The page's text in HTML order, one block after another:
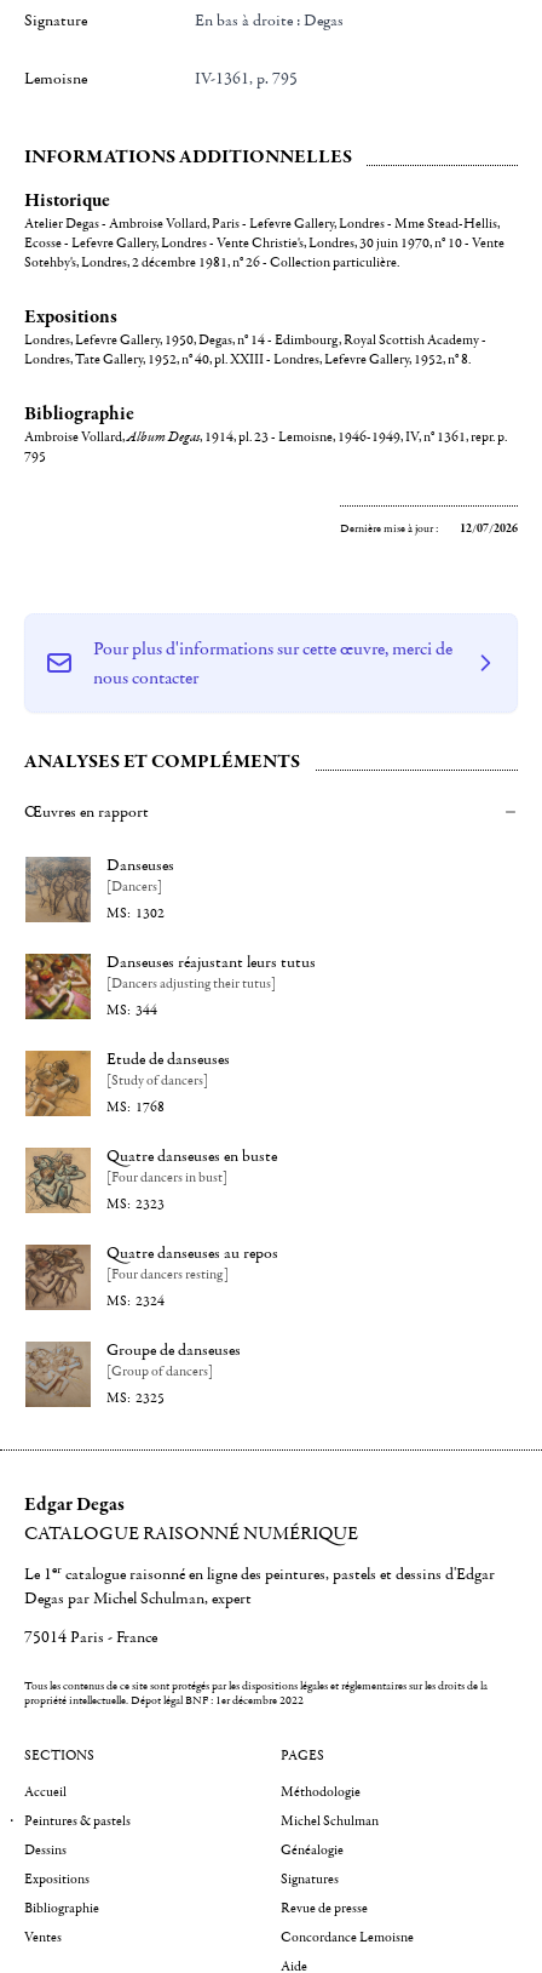
Signature en bas à droite : Degas
Lemoisne IV-1361, p. 795
INFORMATIONS ADDITIONNELLES
Historique
Atelier Degas - Ambroise Vollard, Paris - Lefevre Gallery, Londres - Mme Stead-Hellis,
Ecosse - Lefevre Gallery, Londres - Vente Christie's, Londres, 30 juin 1970, n° 10 - Vente
Sotehby's, Londres, 2 décembre 1981, n° 26 - Collection particulière.
Expositions
Londres, Lefevre Gallery, 1950, Degas, n° 14 - Edimbourg, Royal Scottish Academy -
Londres, Tate Gallery, 1952, n° 40, pl. XXIII - Londres, Lefevre Gallery, 1952, n° 8.
Bibliographie
Ambroise Vollard,Album Degas, 1914, pl. 23 - Lemoisne, 1946-1949, IV, n° 1361, repr. p.
795
Dernière mise à jour : 12/07/2026
Pour plus d'informations sur cette œuvre, merci de
nous contacter
ANALYSES ET COMPLÉMENTS
Œuvres en rapport
Danseuses
[Dancers]
1302
Danseuses réajustant leurs tutus
[Dancers adjusting their tutus]
344
Etude de danseuses
[Study of dancers]
1768
Quatre danseuses en buste
[Four dancers in bust]
2323
Quatre danseuses au repos
[Four dancers resting]
2324
Groupe de danseuses
[Group of dancers]
2325
Edgar Degas
CATALOGUE RAISONNÉ NUMÉRIQUE
Le 1er catalogue raisonné en ligne des peintures, pastels et dessins d'Edgar
Degas par Michel Schulman, expert
75014 Paris - France
Tous les contenus de ce site sont protégés par les dispositions légales et réglementaires sur les droits de la
propriété intellectuelle.Dépot légal BNF : 1er décembre 2022
SECTIONS
Accueil
Peintures & pastels
Dessins
Expositions
Bibliographie
Ventes
PAGES
Méthodologie
Michel Schulman
Généalogie
Signatures
Revue de presse
Concordance Lemoisne
Aide